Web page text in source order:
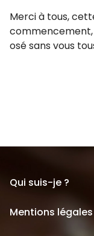
Merci à tous,
commencement,
osé sans vous
Qui suis-je ?
Mentions légales